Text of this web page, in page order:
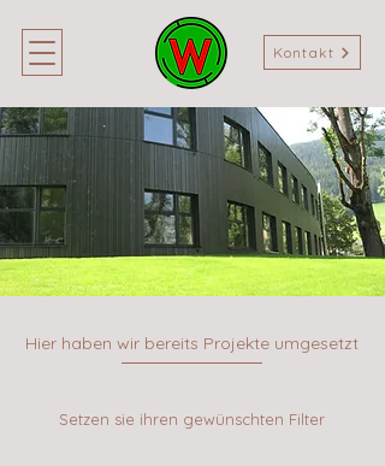
Kontakt
Hier haben wir bereits Projekte umgesetzt
Setzen sie ihren gewünschten Filter